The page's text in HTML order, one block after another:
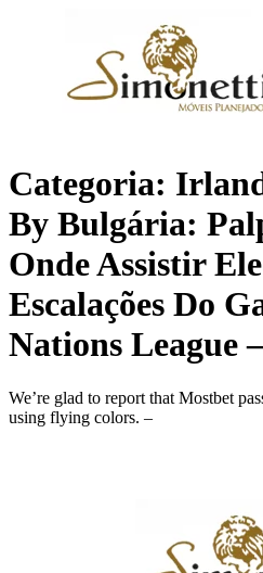
Categoria:
By Bulgária:
Onde Assistir
Escalações Do
Nations League
We’re glad to report that Mostbet
using flying colors. –